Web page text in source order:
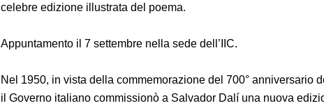
celebre edizione illustrata del poema.
Appuntamento il 7 settembre nella sede dell’IIC.
Nel 1950, in vista della commemorazione del 700° anniversario
il Governo italiano commissionò a Salvador Dalí una nuova